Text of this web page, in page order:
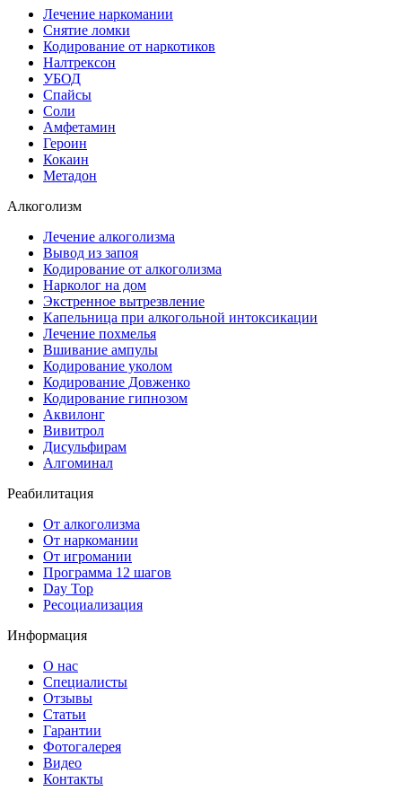
Лечение наркомании
Снятие ломки
Кодирование от наркотиков
Налтрексон
УБОД
Спайсы
Соли
Амфетамин
Героин
Кокаин
Метадон
Алкоголизм
Лечение алкоголизма
Вывод из запоя
Кодирование от алкоголизма
Нарколог на дом
Экстренное вытрезвление
Капельница при алкогольной интоксикации
Лечение похмелья
Вшивание ампулы
Кодирование уколом
Кодирование Довженко
Кодирование гипнозом
Аквилонг
Вивитрол
Дисульфирам
Алгоминал
Реабилитация
От алкоголизма
От наркомании
От игромании
Программа 12 шагов
Day Top
Ресоциализация
Информация
О нас
Специалисты
Отзывы
Статьи
Гарантии
Фотогалерея
Видео
Контакты